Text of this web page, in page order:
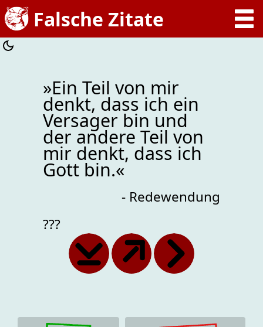
»Ein Teil von mir
denkt, dass ich ein
Versager bin und
der andere Teil von
mir denkt, dass ich
Gott bin.«
- Redewendung
???